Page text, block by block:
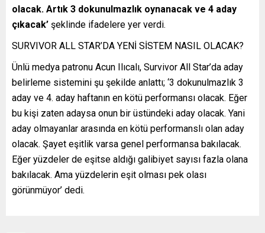
olacak. Artık 3 dokunulmazlık oynanacak ve 4 aday
çıkacak’ şeklinde ifadelere yer verdi.
SURVIVOR ALL STAR’DA YENİ SİSTEM NASIL OLACAK?
Ünlü medya patronu Acun Ilıcalı, Survivor All Star’da aday
belirleme sistemini şu şekilde anlattı; ‘3 dokunulmazlık 3
aday ve 4. aday haftanın en kötü performansı olacak. Eğer
bu kişi zaten adaysa onun bir üstündeki aday olacak. Yani
aday olmayanlar arasında en kötü performanslı olan aday
olacak. Şayet eşitlik varsa genel performansa bakılacak.
Eğer yüzdeler de eşitse aldığı galibiyet sayısı fazla olana
bakılacak. Ama yüzdelerin eşit olması pek olası
görünmüyor’ dedi.